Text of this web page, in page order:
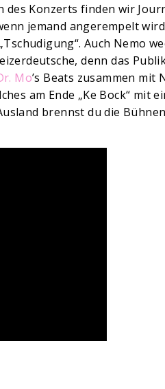
des Konzerts finden wir
jemand angerempelt wird
Auch Nemo
denn das
Mo’s Beats zusammen mit
am Ende „Ke Bock“ mit
brennst du die